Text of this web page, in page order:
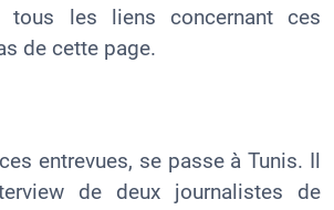
tous les liens concernant ces
de cette page.
entrevues, se passe à Tunis. Il
de deux journalistes de